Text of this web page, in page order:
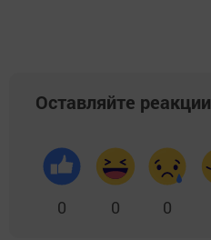
Оставляйте реакции
0 0 0